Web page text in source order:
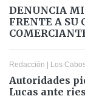
DENUNCIA
FRENTE A SU
Redacción | Los
Autoridades
Lucas ante